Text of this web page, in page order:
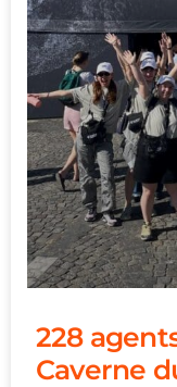
228
Caverne